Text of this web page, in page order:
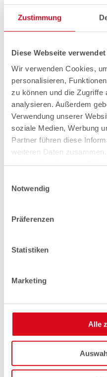
Zustimmung
Diese Webseite
Wir verwenden Cookies,
personalisieren,
zu können und die Zugriffe
analysieren. Außerdem
Verwendung unserer
soziale Medien, Werbung
Partner führen diese
weiteren Daten
Notwendig
Präferenzen
Statistiken
Marketing
Alle